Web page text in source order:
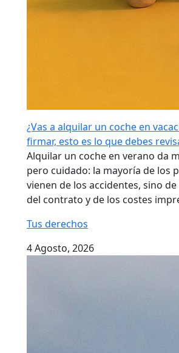
¿Vas a alquilar un coche en
firmar, esto es lo que debes
Alquilar un coche en verano da
pero cuidado: la mayoría de los
vienen de los accidentes, sino
del contrato y de los costes
Tus derechos
4 Agosto, 2026